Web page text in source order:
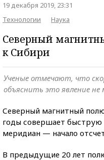
19 декабря 2019, 23:31
Технологии
Наука
Северный
к Сибири
Ученые отмечают, что
объяснить это явление не
Северный магнитный
годы совершает быструю
меридиан — начало
В предыдущие 20 лет